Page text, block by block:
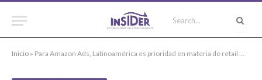
Inicio » Para Amazon Ads, Latinoamérica es prioridad en materia de retail media